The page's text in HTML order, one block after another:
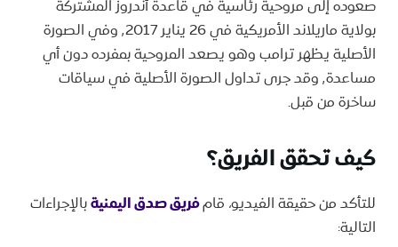
صعوده إلى مروحية رئاسية في قاعدة أندروز المشتركة
بولاية ماريلاند الأمريكية في 26 يناير ٬2017 وفي الصورة
الأصلية يظهر ترامب وهو يصعد المروحية بمفرده دون أي
مساعدة٬ وقد جرى تداول الصورة الأصلية في سياقات
ساخرة من قبل.
كيف تحقق الفريق؟
للتأكد من حقيقة الفيديو، قامفريق صدق اليمنيةبالإجراءات
التالية: